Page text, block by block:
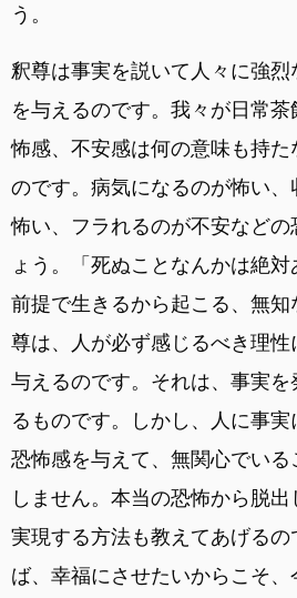
う。
釈尊は事実を説いて人々に強
を与えるのです。我々が日常
怖感、不安感は何の意味も持
のです。病気になるのが怖い
怖い、フラれるのが不安などの
ょう。「死ぬことなんかは絶
前提で生きるから起こる、無
尊は、人が必ず感じるべき理
与えるのです。それは、事実を
るものです。しかし、人に事
恐怖感を与えて、無関心でい
しません。本当の恐怖から脱
実現する方法も教えてあげるの
ば、幸福にさせたいからこそ